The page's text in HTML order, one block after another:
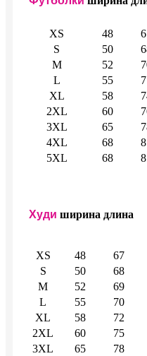
XS 48
S
50
M
52
L
55
XL
58
2XL
60
3XL
65
4XL
68
5XL
68
Худи ширина длина
XS 48
67
S
50
68
M
52
69
L
55
70
XL
58
72
2XL
60
75
3XL
65
78